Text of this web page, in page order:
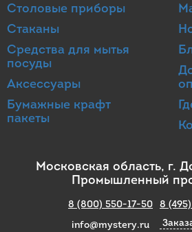
Столовые приборы
Стаканы
Средства для мытья
посуды
Аксессуары
Бумажные крафт
пакеты
Московская область, г.
Промышленный
8 (800) 550-17-50
info@mystery.ru
8